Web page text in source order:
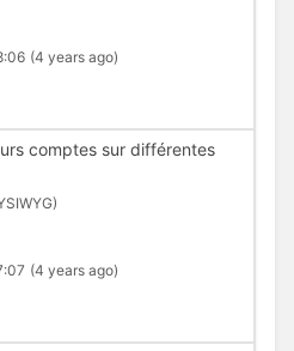
(4 years ago)
comptes sur différentes
(4 years ago)